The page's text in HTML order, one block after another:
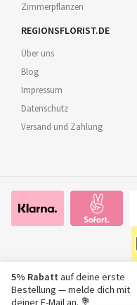
Zimmerpflanzen
REGIONSFLORIST.DE
Über uns
Blog
Impressum
Datenschutz
Versand und Zahlung
5% Rabatt auf deine erste
Bestellung — melde dich mit
deiner E-Mail an. 💐